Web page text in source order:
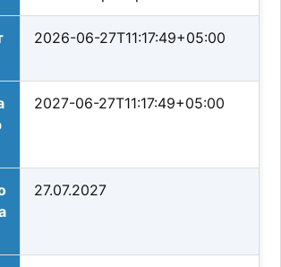
2026-06-27T11:17:49+05:00
2027-06-27T11:17:49+05:00
27.07.2027